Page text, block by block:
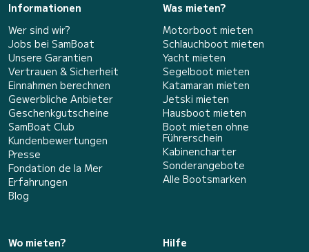
Informationen
Wer sind wir?
Jobs bei SamBoat
Unsere Garantien
Vertrauen & Sicherheit
Einnahmen berechnen
Gewerbliche Anbieter
Geschenkgutscheine
SamBoat Club
Kundenbewertungen
Presse
Fondation de la Mer
Erfahrungen
Blog
Was mieten?
Motorboot mieten
Schlauchboot mieten
Yacht mieten
Segelboot mieten
Katamaran mieten
Jetski mieten
Hausboot mieten
Boot mieten ohne
Führerschein
Kabinencharter
Sonderangebote
Alle Bootsmarken
Wo mieten?
Hilfe